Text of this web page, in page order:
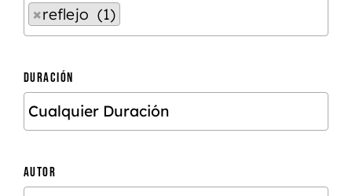
×reflejo (1)
DURACIÓN
AUTOR